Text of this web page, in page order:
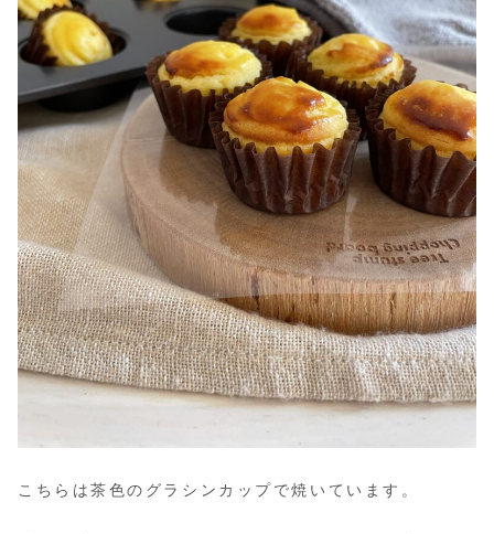
こちらは茶色のグラシンカップで焼いています。